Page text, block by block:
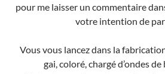
pour me laisser un commentaire
votre intention de
Vous vous lancez dans la
gai, coloré, chargé d’ondes